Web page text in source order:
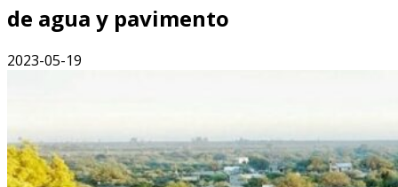
de agua y pavimento
2023-05-19